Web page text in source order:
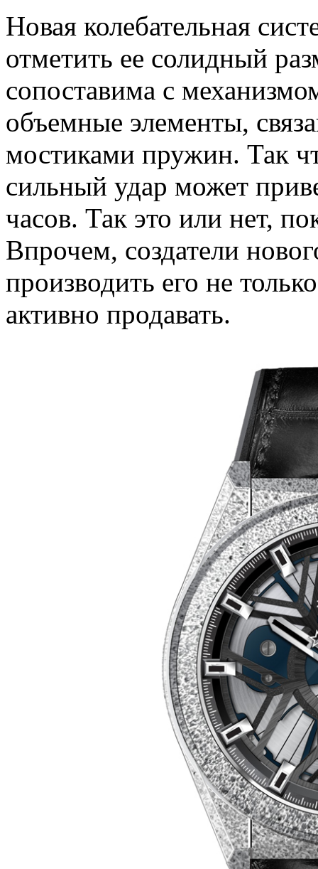
Новая колебательная
отметить ее солидный
сопоставима с
объемные элементы,
мостиками пружин. Так
сильный удар может
часов. Так это или нет,
Впрочем, создатели
производить его не
активно продавать.